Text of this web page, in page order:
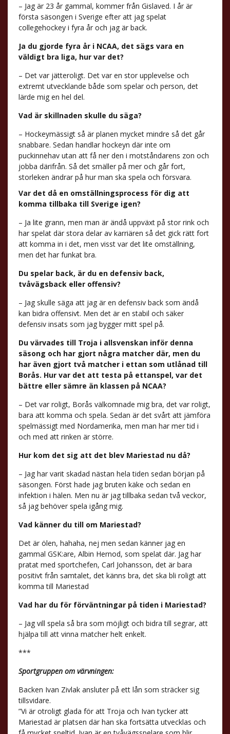
– Jag är 23 år gammal, kommer från Gislaved. I år är
första säsongen i Sverige efter att jag spelat
collegehockey i fyra år och jag är back.
Ja du gjorde fyra år i NCAA, det sägs vara en
väldigt bra liga, hur var det?
– Det var jätteroligt. Det var en stor upplevelse och
extremt utvecklande både som spelar och person, det
lärde mig en hel del.
Vad är skillnaden skulle du säga?
– Hockeymässigt så är planen mycket mindre så det går
snabbare. Sedan handlar hockeyn där inte om
puckinnehav utan att få ner den i motståndarens zon och
jobba därifrån. Så det smäller på mer och går fort,
storleken ändrar på hur man ska spela och försvara.
Var det då en omställningsprocess för dig att
komma tillbaka till Sverige igen?
– Ja lite grann, men man är ändå uppväxt på stor rink och
har spelat där stora delar av karriären så det gick rätt fort
att komma in i det, men visst var det lite omställning,
men det har funkat bra.
Du spelar back, är du en defensiv back,
tvåvägsback eller offensiv?
– Jag skulle säga att jag är en defensiv back som ändå
kan bidra offensivt. Men det är en stabil och säker
defensiv insats som jag bygger mitt spel på.
Du värvades till Troja i allsvenskan inför denna
säsong och har gjort några matcher där, men du
har även gjort två matcher i ettan som utlånad till
Borås. Hur var det att testa på ettanspel, var det
bättre eller sämre än klassen på NCAA?
– Det var roligt, Borås välkomnade mig bra, det var roligt,
bara att komma och spela. Sedan är det svårt att jämföra
spelmässigt med Nordamerika, men man har mer tid i
och med att rinken är större.
Hur kom det sig att det blev Mariestad nu då?
– Jag har varit skadad nästan hela tiden sedan början på
säsongen. Först hade jag bruten käke och sedan en
infektion i hälen. Men nu är jag tillbaka sedan två veckor,
så jag behöver spela igång mig.
Vad känner du till om Mariestad?
Det är ölen, hahaha, nej men sedan känner jag en
gammal GSK:are, Albin Hernod, som spelat där. Jag har
pratat med sportchefen, Carl Johansson, det är bara
positivt från samtalet, det känns bra, det ska bli roligt att
komma till Mariestad
Vad har du för förväntningar på tiden i Mariestad?
– Jag vill spela så bra som möjligt och bidra till segrar, att
hjälpa till att vinna matcher helt enkelt.
***
Sportgruppen om värvningen:
Backen Ivan Zivlak ansluter på ett lån som sträcker sig
tillsvidare.
”Vi är otroligt glada för att Troja och Ivan tycker att
Mariestad är platsen där han ska fortsätta utvecklas och